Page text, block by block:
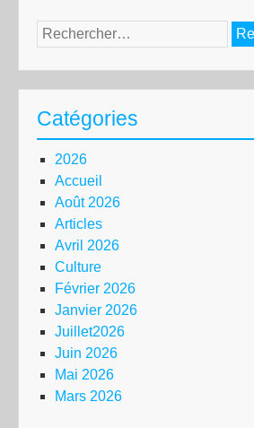
Rechercher :
Catégories
2026
Accueil
Août 2026
Articles
Avril 2026
Culture
Février 2026
Janvier 2026
Juillet2026
Juin 2026
Mai 2026
Mars 2026